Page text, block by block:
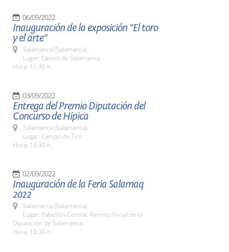
06/09/2022
Inauguración de la exposición "El toro
y el arte"
Salamanca (Salamanca)
Lugar: Casino de Salamanca
Hora: 11:30 h.
03/09/2022
Entrega del Premio Diputación del
Concurso de Hípica
Salamanca (Salamanca)
Lugar: Campo de Tiro
Hora: 19:30 h.
02/09/2022
Inauguración de la Feria Salamaq
2022
Salamanca (Salamanca)
Lugar: Pabellón Central. Recinto Ferial de la
Diputación de Salamanca.
Hora: 10:30 h.